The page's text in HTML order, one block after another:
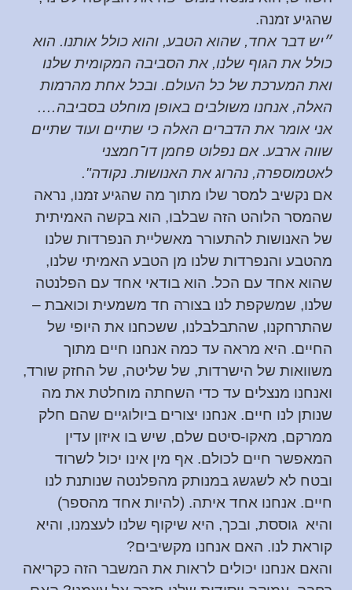
שהגיע זמנה.
״יש דבר אחד, שהוא הטבע, והוא כולל אותנו. הוא
כולל את הגוף שלנו, את הסביבה המקומית שלנו
ואת המערכת של כל העולם. ובכל אחת מהרמות
האלה, אנחנו משולבים באופן מוחלט בסביבה….
אני אומר את הדברים האלה כי שתיים ועוד שתיים
שווה ארבע. אם נפלוט פחמן דו־חמצני
לאטמוספרה, נהרוג את האנושות. נקודה".
אם נקשיב למסר שלו מתוך מה שהגיע זמנו, נראה
שהמסר הלוהט הזה שבלבו, הוא בקשה האמיתית
של האנושות להתעורר מאשליית הנפרדות שלנו
מהטבע והנפרדות שלנו מן הטבע האמיתי שלנו,
שהוא אחד עם הכל. הוא בודאי אחד עם הפלנטה
שלנו, שמשקפת לנו בצורה חד משמעית וכואבת –
שהתרחקנו, שהתבלבלנו, ששכחנו את היופי של
החיים. היא מראה עד כמה אנחנו חיים מתוך
משוואות של הישרדות, של שליטה, של החזק שורד,
ואנחנו מנצלים עד כדי השחתה מוחלטת את מה
שנותן לנו חיים. אנחנו יצורים ביולוגיים שהם חלק
ממרקם, מאקו-סיטם שלם, שיש בו איזון עדין
המאפשר חיים לכולם. אף מין אינו יכול לשרוד
ובטח לא לשגשג במנותק מהפלנטה שנותנת לנו
חיים. אנחנו אחד איתה. (להיות אחד מהספר)
והיא גוססת, ובכך, היא שיקוף שלנו לעצמנו, והיא
קוראת לנו. האם אנחנו מקשיבים?
והאם אנחנו יכולים לראות את המשבר הזה כקריאה